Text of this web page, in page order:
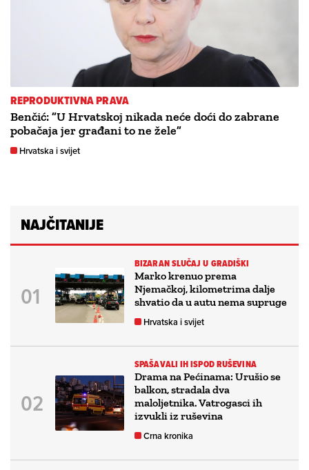
REPRODUKTIVNA PRAVA
Benčić: ”U Hrvatskoj nikada neće doći do zabrane
pobačaja jer građani to ne žele”
Hrvatska i svijet
NAJČITANIJE
BIZARAN SLUČAJ U GRADIŠKI
Marko krenuo prema
Njemačkoj, kilometrima dalje
shvatio da u autu nema supruge
Hrvatska i svijet
SPAŠAVALI IH ISPOD RUŠEVINA
Drama na Pećinama: Urušio se
balkon, stradala dva
maloljetnika. Vatrogasci ih
izvukli iz ruševina
Crna kronika